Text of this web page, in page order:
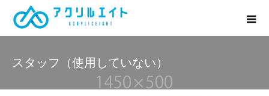
スタッフ（使用していない）